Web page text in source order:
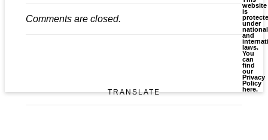
Comments are closed.
TRANSLATE
website
is
under
national
and
laws.
You
can
find
our
Privacy
Policy
here.